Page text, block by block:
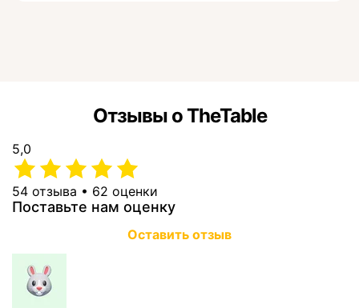
Отзывы о TheTable
5,0
54 отзыва • 62 оценки
Поставьте нам оценку
Оставить отзыв